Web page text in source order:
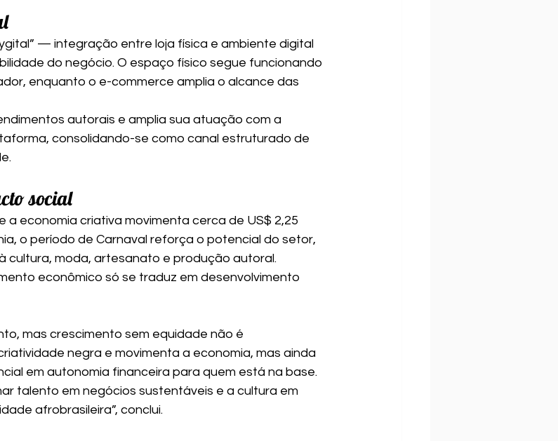
— integração entre loja física e ambiente digital
do negócio. O espaço físico segue funcionando
enquanto o e-commerce amplia o alcance das
autorais e amplia sua atuação com a
consolidando-se como canal estruturado de
social
a economia criativa movimenta cerca de US$ 2,25
o período de Carnaval reforça o potencial do setor,
cultura, moda, artesanato e produção autoral.
econômico só se traduz em desenvolvimento
mas crescimento sem equidade não é
negra e movimenta a economia, mas ainda
em autonomia financeira para quem está na base.
talento em negócios sustentáveis e a cultura em
afrobrasileira”, conclui.